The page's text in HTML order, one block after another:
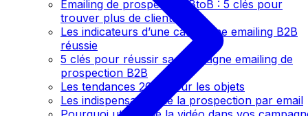
Emailing de prospection BtoB : 5 clés pour
trouver plus de clients
Les indicateurs d’une campagne emailing B2B
réussie
5 clés pour réussir sa campagne emailing de
prospection B2B
Les tendances 2016 pour les objets
Les indispensables de la prospection par email